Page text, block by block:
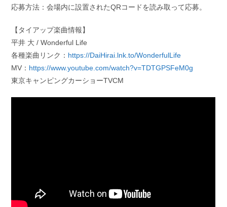
応募方法：会場内に設置されたQRコードを読み取って応募。
【タイアップ楽曲情報】
平井 大 / Wonderful Life
各種楽曲リンク： https://DaiHirai.lnk.to/WonderfulLife
MV： https://www.youtube.com/watch?v=TDTGPSFeM0g
東京キャンピングカーショーTVCM